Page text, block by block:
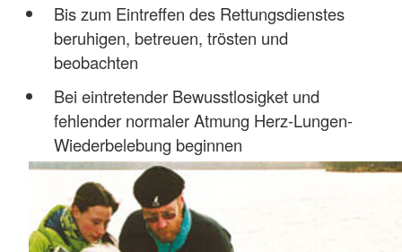
Bis zum Eintreffen des Rettungsdienstes
beruhigen, betreuen, trösten und
beobachten
Bei eintretender Bewusstlosigket und
fehlender normaler Atmung Herz-Lungen-
Wiederbelebung beginnen